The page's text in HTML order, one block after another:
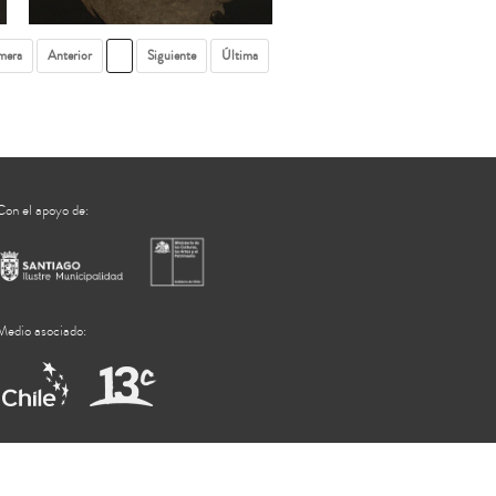
Anterior Siguiente Última
el apoyo de:
asociado: